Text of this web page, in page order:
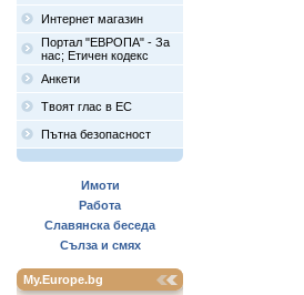
Интернет магазин
Портал "ЕВРОПА" - За
нас; Етичен кодекс
Анкети
Твоят глас в ЕС
Пътна безопасност
Имоти
Работа
Славянска беседа
Сълза и смях
My.Europe.bg